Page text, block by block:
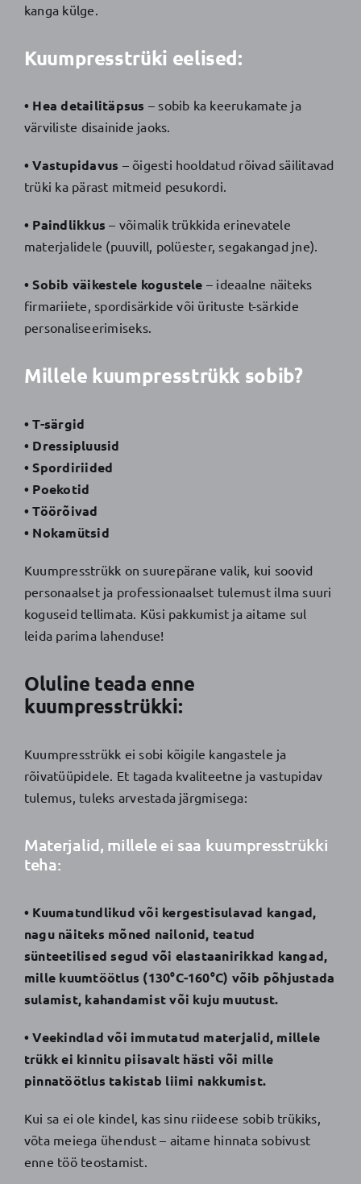
kanga külge.
Kuumpresstrüki eelised:
• Hea detailitäpsus – sobib ka keerukamate ja
värviliste disainide jaoks.
• Vastupidavus – õigesti hooldatud rõivad säilitavad
trüki ka pärast mitmeid pesukordi.
• Paindlikkus – võimalik trükkida erinevatele
materjalidele (puuvill, polüester, segakangad jne).
• Sobib väikestele kogustele – ideaalne näiteks
firmariiete, spordisärkide või ürituste t-särkide
personaliseerimiseks.
Millele kuumpresstrükk sobib?
• T-särgid
• Dressipluusid
• Spordiriided
• Poekotid
• Töörõivad
• Nokamütsid
Kuumpresstrükk on suurepärane valik, kui soovid
personaalset ja professionaalset tulemust ilma suuri
koguseid tellimata. Küsi pakkumist ja aitame sul
leida parima lahenduse!
Oluline teada enne
kuumpresstrükki:
Kuumpresstrükk ei sobi kõigile kangastele ja
rõivatüüpidele. Et tagada kvaliteetne ja vastupidav
tulemus, tuleks arvestada järgmisega:
Materjalid, millele ei saa kuumpresstrükki
teha:
• Kuumatundlikud või kergestisulavad kangad,
nagu näiteks mõned nailonid, teatud
sünteetilised segud või elastaanirikkad kangad,
mille kuumtöötlus (130°C-160°C) võib põhjustada
sulamist, kahandamist või kuju muutust.
• Veekindlad või immutatud materjalid, millele
trükk ei kinnitu piisavalt hästi või mille
pinnatöötlus takistab liimi nakkumist.
Kui sa ei ole kindel, kas sinu riideese sobib trükiks,
võta meiega ühendust – aitame hinnata sobivust
enne töö teostamist.